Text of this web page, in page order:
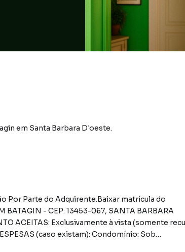
em Santa Barbara D'oeste.
Econômica Federal oferece.Ao fazer a sua proposta no site Ximóveis Caixa, não deixe de indicar a Imobiliária Compare como seu Correspondente Caixa, para que possamos continuar prestando o melhor atendimento, desde o processo de aquisição até a formalização do financiamento. Assim, você garante que todo o trâmite será realizado de forma rápida e eficaz, com o suporte de quem conhece o mercado e as particularidades de cada etapa.Por que Comprar Imóveis Adjudicados pela Caixa com a Imobiliária Compare?Nós, da Imobiliária Compare, somos especialistas em intermediar a aquisição de imóveis adjudicados da Caixa. Nossa experiência e conhecimento do mercado garantem que você terá o suporte necessário em todas as etapas do processo, desde a escolha do imóvel até a finalização da compra. Atuamos com transparência, eficiência e total comprometimento com nossos clientes, assegurando que sua aquisição seja segura e vantajosa.Aproveite essa chance única! Imóveis com preços abaixo do valor de mercado, condições de pagamento facilitadas e com o respaldo de uma das maiores instituições financeiras do país. Entre em contato conosco e agende uma visita aos imóveis de seu interesse.Serviços realizados por um Correspondente Caixa Aqui:1 - Financiamentos habitacionais: Atendimento a clientes interessados em financiar a compra de imóveis por meio dos produtos Caixa, facilitando o acesso ao crédito.2 - Consórcios imobiliários e de veículos: Intermediação de consórcios para aquisição de imóveis e automóveis com as melhores condições.3 - Empréstimos e créditos pessoais: Oferecimento de linhas de crédito pessoal e consignado, incluindo crédito para aposentados e pensionistas.4 - Abertura de contas e movimentação bancária: Auxílio na abertura de contas poupança e corrente, pagamentos e transferências bancárias, além da gestão de recebimentos e pagamentos de boletos.5 - Seguro habitacional e outros seguros: Apresentação e venda de seguros diversos, como seguros habitacionais e de vida.6 - Intermediação de FGTS: Processamento de saques e consultas relacionados ao Fundo de Garantia do Tempo de Serviço (FGTS).Serviços de assessoramento em leilão:1 - Identificação de oportunidades de leilão: Orientação sobre imóveis disponíveis nos leilões da Caixa, com análise de viabilidade e potencial de investimento.2 - Assessoria na documentação e pesquisa do imóvel: Verificação de certidões, dívidas, ocupação e situação jurídica do imóvel antes da compra.3 - Orientação jurídica e financeira: Suporte em questões legais e financeiras, desde a participação no leilão até o fechamento da compra.4 - Acompanhamento pós-leilão: Suporte no processo de desocupação do imóvel (se necessário), regularização de documentação e outros trâmites legais.Credenciamento de venda de imóveis adjudicados:1 - Divulgação de imóveis adjudicados Caixa: Publicação e promoção de imóveis recuperados pela Caixa, com todas as informações relevantes ao comprador.2 - Intermediação de vendas diretas e on-line: Facilitação das vendas de imóveis adjudicados tanto por meio de propostas on-line quanto presenciais.3 - Assessoria jurídica e financeira: Orientação sobre as particularidades legais e financeiras dessas aquisições, garantindo que o comprador compreenda os trâmites e condições.4 - Auxílio na obtenção de financiamento: Como Correspondente Caixa, você facilita o processo de financiamento dos imóveis adquiridos pelos seus clientes. FORMAS DE PAGAMENTO ACEITAS: Exclusivamente à vista (somente recursos próprios).REGRAS PARA PAGAMENTO DAS DESPESAS (caso existam): Condomínio: Sob responsabilidade do comprador, até o limite de 10% em relação ao valor de avaliação do imóvel. A CAIXA realizará o pagamento apenas do valor que exceder o limite de 10% do valor de avaliação. Tributos: Sob responsabilidade do comprador. Existe área não averbada. Casa para Venda em região valorizada do bairro JARDIM BATAGIN, em Santa Barbara D'oeste. Não encontrou o que procurava ou deseja mais informações sobre Casa em Santa Barbara D'oeste? Entre em contato com nossa equipe pelo telefone (11) 2382-9466. A Imobiliária Compare tem mais opções de apartamentos, casas residenciais e comerciais, sobrados, terrenos, lojas e barracões para venda ou locação, além de empreendimentos em construção ou lançamentos na planta em JARDIM BATAGIN e em outras regiões de Santa Barbara D'oeste. Aqui você encontra milhares de ofertas para encontrar o imóvel que mais combina com seu estilo de vida. Negocie seu imóvel de forma totalmente online, com segurança e tranquilidade. Na Imobiliária Compare você consegue comprar ou alugar um imóvel em Santa Barbara D'oeste mesmo não estando na cidade e com a praticidade de fazer tudo online, direto do seu computador ou smartphone. Nós criamos soluções inovadoras para simplificar a relação de proprietários, in